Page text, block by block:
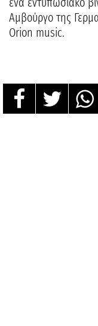
Αμβούργο της
Orion music.